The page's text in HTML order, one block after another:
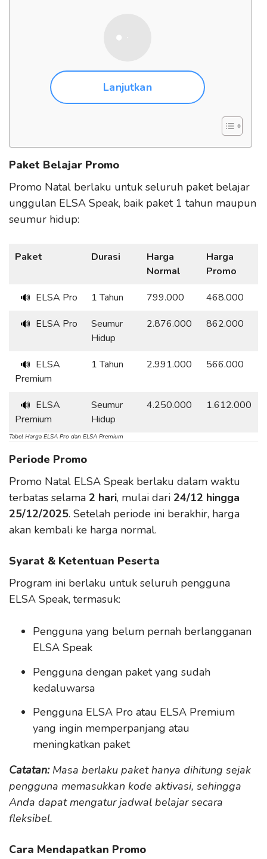
Lanjutkan
Paket Belajar Promo
Promo Natal berlaku untuk seluruh paket belajar
unggulan ELSA Speak, baik paket 1 tahun maupun
seumur hidup:
Paket Durasi
Harga
Normal
Harga
Promo
🔊 ELSA Pro 1 Tahun 799.000 468.000
🔊 ELSA Pro
Seumur
Hidup
2.876.000 862.000
🔊 ELSA
Premium
1 Tahun 2.991.000 566.000
🔊 ELSA
Premium
Seumur
Hidup
4.250.000 1.612.000
Tabel Harga ELSA Pro dan ELSA Premium
Periode Promo
Promo Natal ELSA Speak berlaku dalam waktu
terbatas selama 2 hari, mulai dari 24/12 hingga
25/12/2025. Setelah periode ini berakhir, harga
akan kembali ke harga normal.
Syarat & Ketentuan Peserta
Program ini berlaku untuk seluruh pengguna
ELSA Speak, termasuk:
Pengguna yang belum pernah berlangganan
ELSA Speak
Pengguna dengan paket yang sudah
kedaluwarsa
Pengguna ELSA Pro atau ELSA Premium
yang ingin memperpanjang atau
meningkatkan paket
Catatan:Masa berlaku paket hanya dihitung sejak
pengguna memasukkan kode aktivasi, sehingga
Anda dapat mengatur jadwal belajar secara
fleksibel.
Cara Mendapatkan Promo